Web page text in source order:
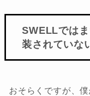
SWELLでは
装されていな
おそらくですが、